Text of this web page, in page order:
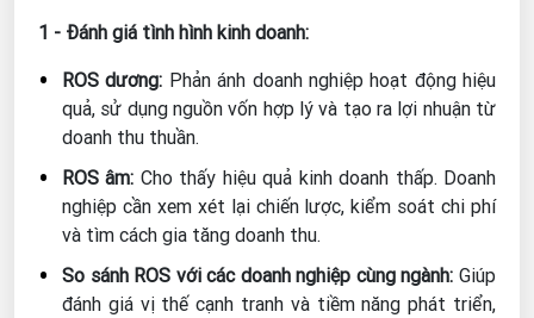
1 - Đánh giá tình hình kinh doanh:
ROS dương: Phản ánh doanh nghiệp hoạt động hiệu
quả, sử dụng nguồn vốn hợp lý và tạo ra lợi nhuận từ
doanh thu thuần.
ROS âm: Cho thấy hiệu quả kinh doanh thấp. Doanh
nghiệp cần xem xét lại chiến lược, kiểm soát chi phí
và tìm cách gia tăng doanh thu.
So sánh ROS với các doanh nghiệp cùng ngành: Giúp
đánh giá vị thế cạnh tranh và tiềm năng phát triển,